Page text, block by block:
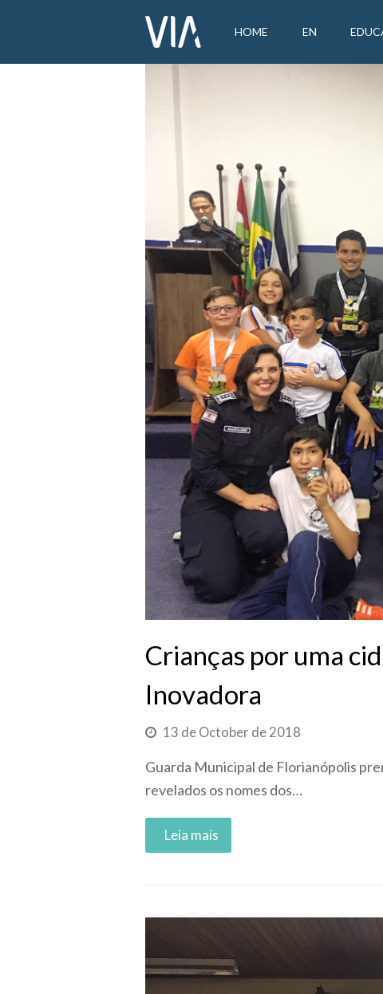
HOME EN
Crianças por uma
Inovadora
13 de October de 2018
Guarda Municipal de Florianópolis
revelados os nomes dos…